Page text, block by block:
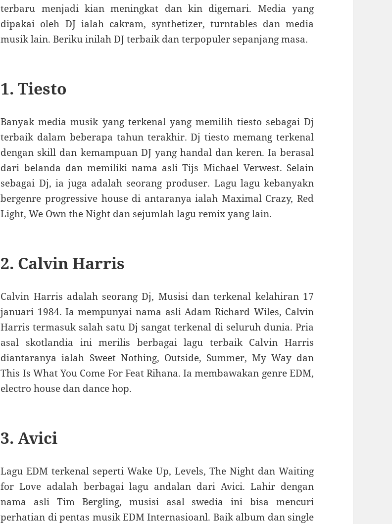
terbaru menjadi kian meningkat dan kin digemari. Media yang
dipakai oleh DJ ialah cakram, synthetizer, turntables dan media
musik lain. Beriku inilah DJ terbaik dan terpopuler sepanjang masa.
1. Tiesto
Banyak media musik yang terkenal yang memilih tiesto sebagai Dj
terbaik dalam beberapa tahun terakhir. Dj tiesto memang terkenal
dengan skill dan kemampuan DJ yang handal dan keren. Ia berasal
dari belanda dan memiliki nama asli Tijs Michael Verwest. Selain
sebagai Dj, ia juga adalah seorang produser. Lagu lagu kebanyakn
bergenre progressive house di antaranya ialah Maximal Crazy, Red
Light, We Own the Night dan sejumlah lagu remix yang lain.
2. Calvin Harris
Calvin Harris adalah seorang Dj, Musisi dan terkenal kelahiran 17
januari 1984. Ia mempunyai nama asli Adam Richard Wiles, Calvin
Harris termasuk salah satu Dj sangat terkenal di seluruh dunia. Pria
asal skotlandia ini merilis berbagai lagu terbaik Calvin Harris
diantaranya ialah Sweet Nothing, Outside, Summer, My Way dan
This Is What You Come For Feat Rihana. Ia membawakan genre EDM,
electro house dan dance hop.
3. Avici
Lagu EDM terkenal seperti Wake Up, Levels, The Night dan Waiting
for Love adalah berbagai lagu andalan dari Avici. Lahir dengan
nama asli Tim Bergling, musisi asal swedia ini bisa mencuri
perhatian di pentas musik EDM Internasioanl. Baik album dan single